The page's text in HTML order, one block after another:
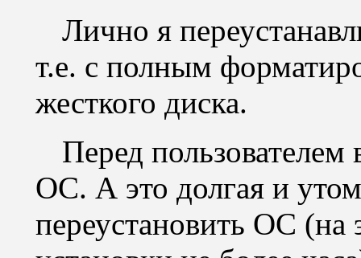
Лично я
т.е. с полным
жесткого диска.
Перед пользователем
ОС. А это долгая и
переустановить ОС